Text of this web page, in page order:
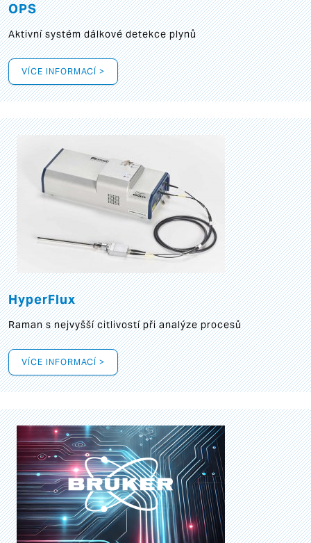
OPS
Aktivní systém dálkové detekce plynů
VÍCE INFORMACÍ >
HyperFlux
Raman s nejvyšší citlivostí při analýze procesů
VÍCE INFORMACÍ >